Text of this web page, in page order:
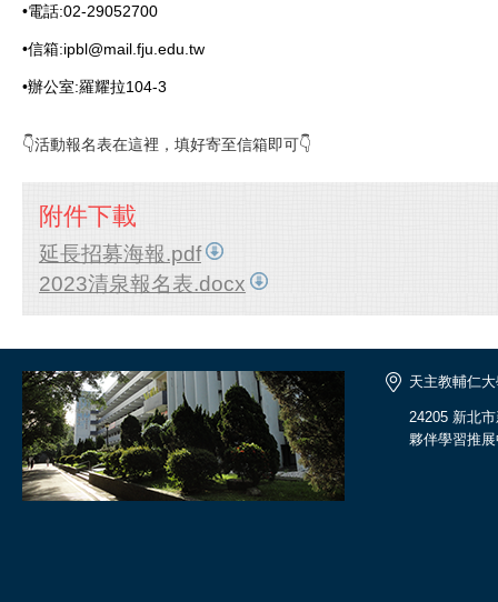
•電話:02-29052700
•信箱:ipbl@mail.fju.edu.tw
•辦公室:羅耀拉104-3
👇活動報名表在這裡，填好寄至信箱即可👇
附件下載
延長招募海報.pdf
2023清泉報名表.docx
天主教輔仁
24205 新北
夥伴學習推